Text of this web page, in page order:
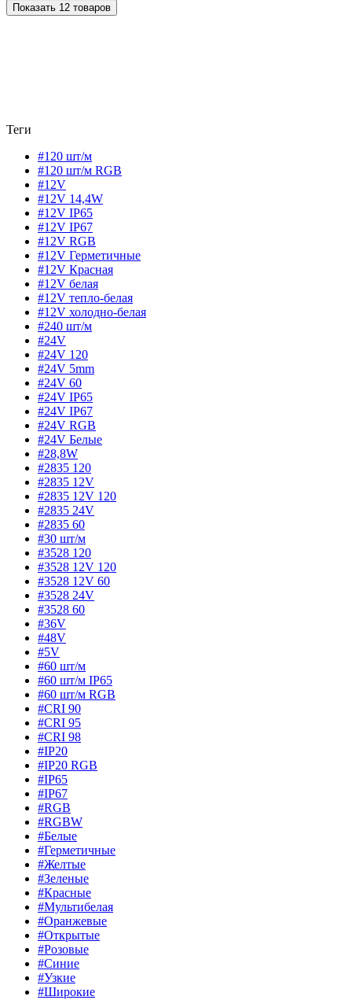
Показать 12 товаров
Теги
#120 шт/м
#120 шт/м RGB
#12V
#12V 14,4W
#12V IP65
#12V IP67
#12V RGB
#12V Герметичные
#12V Красная
#12V белая
#12V тепло-белая
#12V холодно-белая
#240 шт/м
#24V
#24V 120
#24V 5mm
#24V 60
#24V IP65
#24V IP67
#24V RGB
#24V Белые
#28,8W
#2835 120
#2835 12V
#2835 12V 120
#2835 24V
#2835 60
#30 шт/м
#3528 120
#3528 12V 120
#3528 12V 60
#3528 24V
#3528 60
#36V
#48V
#5V
#60 шт/м
#60 шт/м IP65
#60 шт/м RGB
#CRI 90
#CRI 95
#CRI 98
#IP20
#IP20 RGB
#IP65
#IP67
#RGB
#RGBW
#Белые
#Герметичные
#Желтые
#Зеленые
#Красные
#Мультибелая
#Оранжевые
#Открытые
#Розовые
#Синие
#Узкие
#Широкие